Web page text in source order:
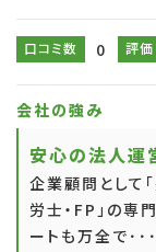
口コミ数 0 評価
会社の強み
安心の法人運
企業顧問として
労士・FP」の専
ートも万全で･･･